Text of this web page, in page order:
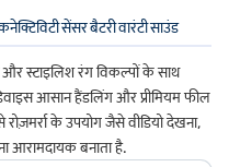
सेंसरबैटरीवारंटीसाउंड
स्टाइलिश रंग विकल्पों के साथ
आसान हैंडलिंग और प्रीमियम फील
के उपयोग जैसे वीडियो देखना,
आरामदायक बनाता है.